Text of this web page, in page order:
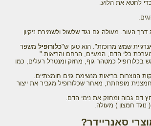
לחטא את הלוע.
העור. מעולה גם נגד שלשול ולשמירת ניקיון
שמש מרוכזת". הוא טען ש"כלורופיל משפר
כלי הדם, המעיים, הרחם והריאות."
כמטהר גוף, מחזק ומנטרל רעלים, כמו
הנוצרות בריאות מנשימת גזים חומצתיים.
מופחתת, מאחר שכלורופיל מגביר את ייצור
דם גבוה ומחזק את נימי הדם.
נוגד חמצון ) מעולה.
סאנריידר?